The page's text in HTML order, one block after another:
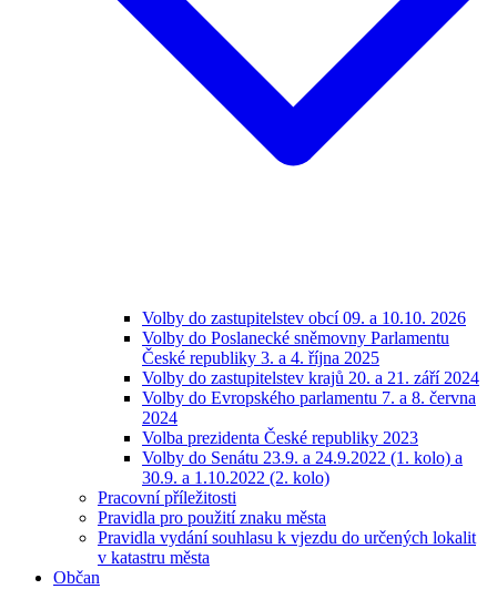
Volby do zastupitelstev obcí 09. a 10.10. 2026
Volby do Poslanecké sněmovny Parlamentu
České republiky 3. a 4. října 2025
Volby do zastupitelstev krajů 20. a 21. září 2024
Volby do Evropského parlamentu 7. a 8. června
2024
Volba prezidenta České republiky 2023
Volby do Senátu 23.9. a 24.9.2022 (1. kolo) a
30.9. a 1.10.2022 (2. kolo)
Pracovní příležitosti
Pravidla pro použití znaku města
Pravidla vydání souhlasu k vjezdu do určených lokalit
v katastru města
Občan